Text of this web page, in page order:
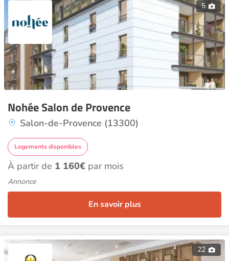
5
Nohée Salon de Provence
Salon-de-Provence (13300)
Logements disponibles
À partir de 1 160€ par mois
Annonce
En savoir plus
22